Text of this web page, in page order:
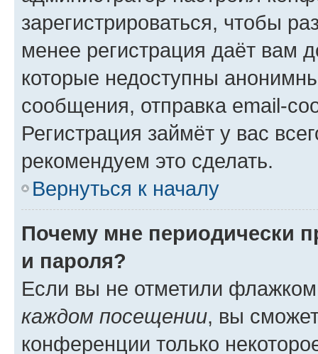
зарегистрироваться, чтобы
менее регистрация даёт вам
которые недоступны
сообщения, отправка email-
Регистрация займёт у вас
рекомендуем это сделать.
Вернуться к началу
Почему мне периодически
и пароля?
Если вы не отметили
каждом посещении, вы
конференции только